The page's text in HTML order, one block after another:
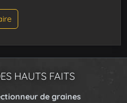
HAUTS FAITS
de graines